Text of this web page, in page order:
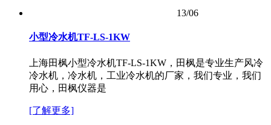
13/06
小型冷水机TF-LS-1KW
上海田枫小型冷水机TF-LS-1KW，田枫是专业生产风冷
冷水机，冷水机，工业冷水机的厂家，我们专业，我们
用心，田枫仪器是
[了解更多]